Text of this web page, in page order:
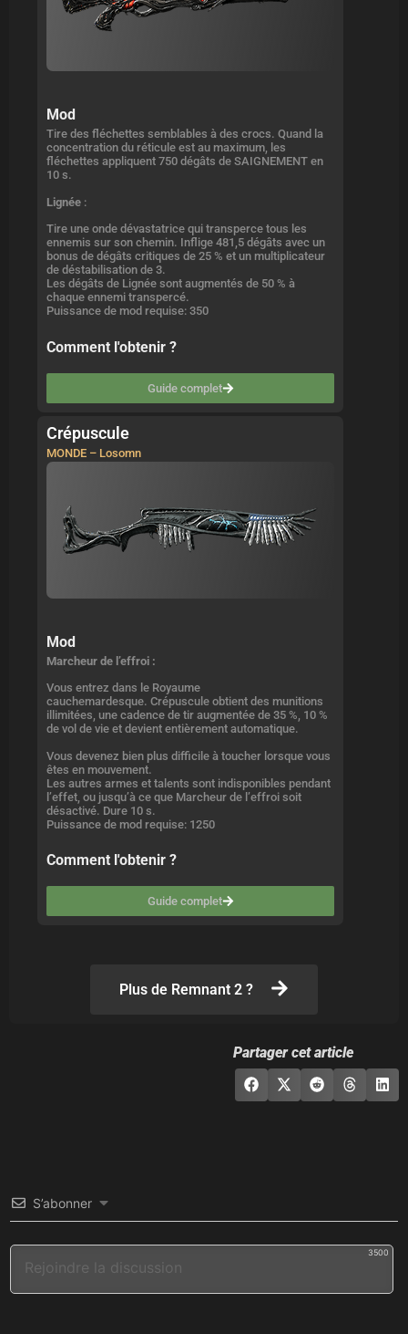
Mod
Tire des fléchettes semblables à des crocs. Quand la
concentration du réticule est au maximum, les
fléchettes appliquent 750 dégâts de SAIGNEMENT en
10 s.
Lignée :
Tire une onde dévastatrice qui transperce tous les
ennemis sur son chemin. Inflige 481,5 dégâts avec un
bonus de dégâts critiques de 25 % et un multiplicateur
de déstabilisation de 3.
Les dégâts de Lignée sont augmentés de 50 % à
chaque ennemi transpercé.
Puissance de mod requise: 350
Comment l'obtenir ?
Guide complet
Crépuscule
MONDE – Losomn
Mod
Marcheur de l’effroi :
Vous entrez dans le Royaume
cauchemardesque. Crépuscule obtient des munitions
illimitées, une cadence de tir augmentée de 35 %, 10 %
de vol de vie et devient entièrement automatique.
Vous devenez bien plus difficile à toucher lorsque vous
êtes en mouvement.
Les autres armes et talents sont indisponibles pendant
l’effet, ou jusqu’à ce que Marcheur de l’effroi soit
désactivé. Dure 10 s.
Puissance de mod requise: 1250
Comment l'obtenir ?
Guide complet
Plus de Remnant 2 ?
Partager cet article
S’abonner
3500